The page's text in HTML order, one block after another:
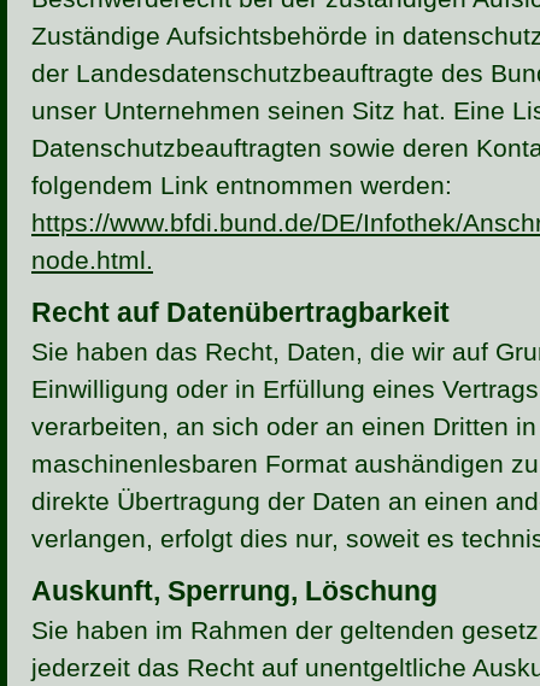
Zuständige Aufsichtsbehörde in
der Landesdatenschutzbeauftragte des
unser Unternehmen seinen Sitz hat. Eine
Datenschutzbeauftragten sowie deren
folgendem Link entnommen werden:
https://www.bfdi.bund.de/DE/Infothek/
node.html.
Recht auf Datenübertragbarkeit
Sie haben das Recht, Daten, die wir auf
Einwilligung oder in Erfüllung eines
verarbeiten, an sich oder an einen Dritten
maschinenlesbaren Format aushändigen
direkte Übertragung der Daten an einen
verlangen, erfolgt dies nur, soweit es
Auskunft, Sperrung, Löschung
Sie haben im Rahmen der geltenden
jederzeit das Recht auf unentgeltliche